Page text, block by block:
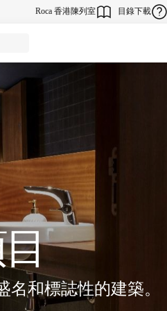
Roca 香港陳列室 目錄下載
和標誌性的建築。